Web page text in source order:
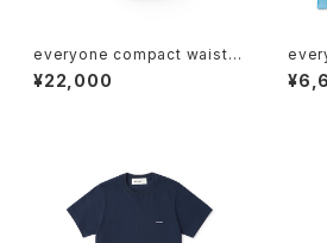
everyone compact waist b
ag (BLACK)
¥22,000
ULTI)